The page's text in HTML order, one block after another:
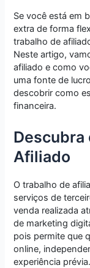
Se você está em
extra de forma
trabalho de
Neste artigo,
afiliado e como
uma fonte de
descobrir como
financeira.
Descubra
Afiliado
O trabalho de
serviços de
venda realizada
de marketing
pois permite que
online,
experiência